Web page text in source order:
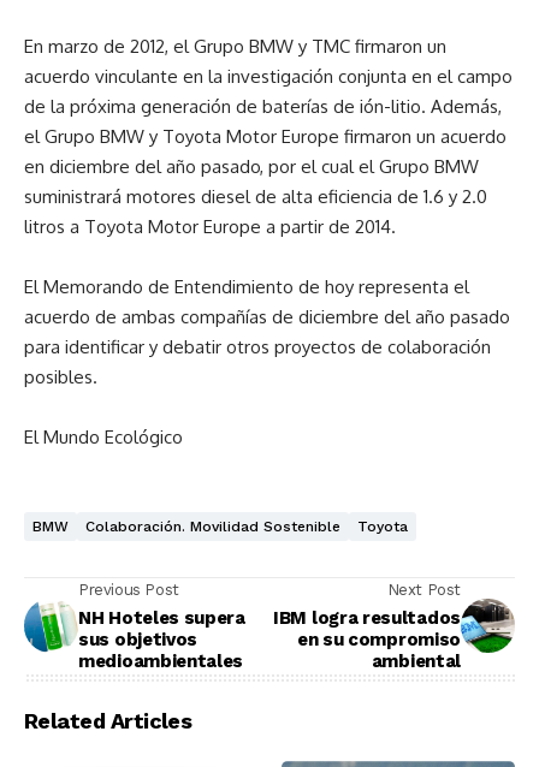
En marzo de 2012, el Grupo BMW y TMC firmaron un
acuerdo vinculante en la investigación conjunta en el campo
de la próxima generación de baterías de ión-litio. Además,
el Grupo BMW y Toyota Motor Europe firmaron un acuerdo
en diciembre del año pasado, por el cual el Grupo BMW
suministrará motores diesel de alta eficiencia de 1.6 y 2.0
litros a Toyota Motor Europe a partir de 2014.
El Memorando de Entendimiento de hoy representa el
acuerdo de ambas compañías de diciembre del año pasado
para identificar y debatir otros proyectos de colaboración
posibles.
El Mundo Ecológico
BMW Colaboración. Movilidad Sostenible Toyota
Previous Post
NH Hoteles supera
sus objetivos
medioambientales
Next Post
IBM logra resultados
en su compromiso
ambiental
Related Articles